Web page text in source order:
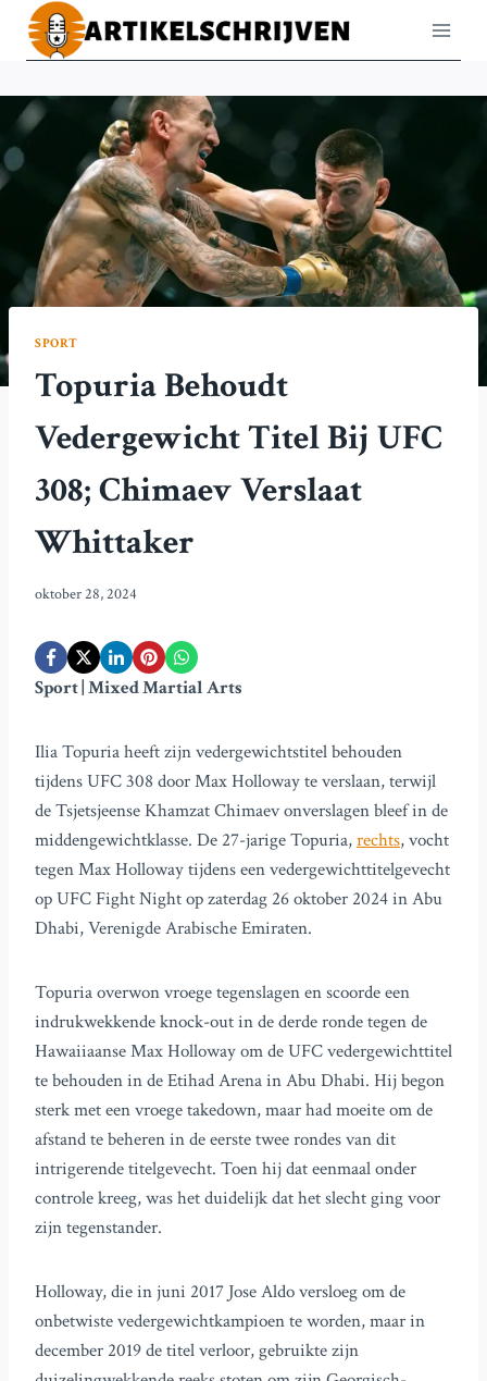
Doorgaan
naar
SPORT
Topuria Behoudt
Vedergewicht Titel Bij UFC
308; Chimaev Verslaat
Whittaker
oktober 28, 2024
Sport | Mixed Martial Arts
Ilia Topuria heeft zijn vedergewichtstitel behouden
tijdens UFC 308 door Max Holloway te verslaan, terwijl
de Tsjetsjeense Khamzat Chimaev onverslagen bleef in de
middengewichtklasse. De 27-jarige Topuria,rechts, vocht
tegen Max Holloway tijdens een vedergewichttitelgevecht
op UFC Fight Night op zaterdag 26 oktober 2024 in Abu
Dhabi, Verenigde Arabische Emiraten.
Topuria overwon vroege tegenslagen en scoorde een
indrukwekkende knock-out in de derde ronde tegen de
Hawaiiaanse Max Holloway om de UFC vedergewichttitel
te behouden in de Etihad Arena in Abu Dhabi. Hij begon
sterk met een vroege takedown, maar had moeite om de
afstand te beheren in de eerste twee rondes van dit
intrigerende titelgevecht. Toen hij dat eenmaal onder
controle kreeg, was het duidelijk dat het slecht ging voor
zijn tegenstander.
Holloway, die in juni 2017 Jose Aldo versloeg om de
onbetwiste vedergewichtkampioen te worden, maar in
december 2019 de titel verloor, gebruikte zijn